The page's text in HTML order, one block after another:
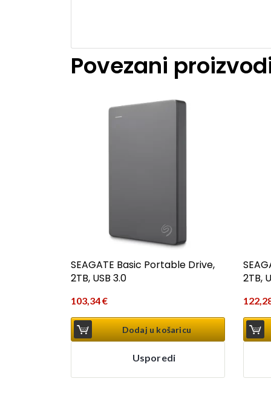
Povezani
SEAGATE Basic Portable Drive,
2TB, USB 3.0
103,34€
Dodaj u košaricu
Usporedi
2TB,